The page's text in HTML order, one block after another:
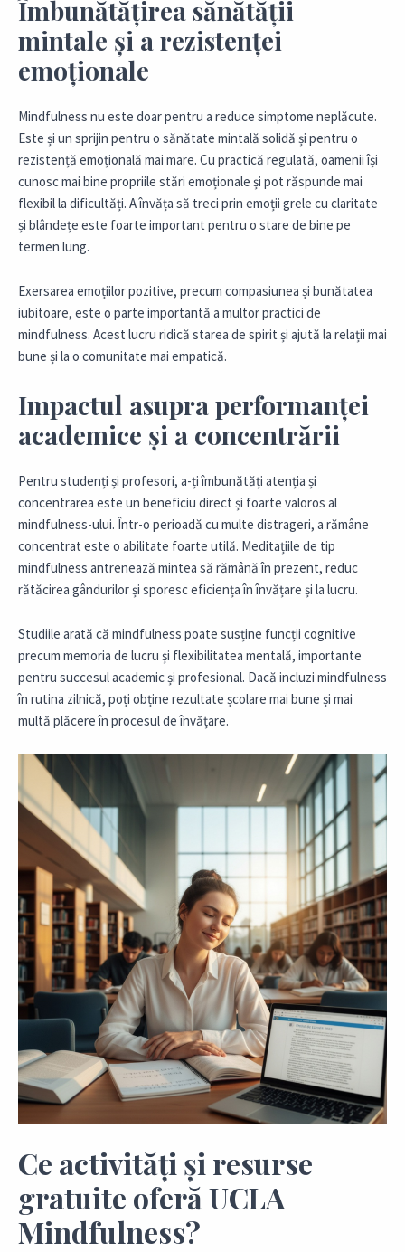
Îmbunătățirea sănătății
mintale și a rezistenței
emoționale
Mindfulness nu este doar pentru a reduce simptome neplăcute.
Este și un sprijin pentru o sănătate mintală solidă și pentru o
rezistență emoțională mai mare. Cu practică regulată, oamenii își
cunosc mai bine propriile stări emoționale și pot răspunde mai
flexibil la dificultăți. A învăța să treci prin emoții grele cu claritate
și blândețe este foarte important pentru o stare de bine pe
termen lung.
Exersarea emoțiilor pozitive, precum compasiunea și bunătatea
iubitoare, este o parte importantă a multor practici de
mindfulness. Acest lucru ridică starea de spirit și ajută la relații mai
bune și la o comunitate mai empatică.
Impactul asupra performanței
academice și a concentrării
Pentru studenți și profesori, a-ți îmbunătăți atenția și
concentrarea este un beneficiu direct și foarte valoros al
mindfulness-ului. Într-o perioadă cu multe distrageri, a rămâne
concentrat este o abilitate foarte utilă. Meditațiile de tip
mindfulness antrenează mintea să rămână în prezent, reduc
rătăcirea gândurilor și sporesc eficiența în învățare și la lucru.
Studiile arată că mindfulness poate susține funcții cognitive
precum memoria de lucru și flexibilitatea mentală, importante
pentru succesul academic și profesional. Dacă incluzi mindfulness
în rutina zilnică, poți obține rezultate școlare mai bune și mai
multă plăcere în procesul de învățare.
Ce activități și resurse
gratuite oferă UCLA
Mindfulness?